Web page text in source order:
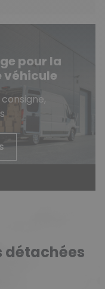
pour la
véhicule
détachées